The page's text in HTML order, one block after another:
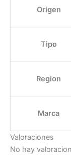
Origen
Tipo
Region
Marca
Valoraciones
No hay